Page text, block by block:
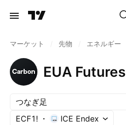
マーケット 先物 エネルギー
EUA Futures
つなぎ足
ECF1!
ICE Endex